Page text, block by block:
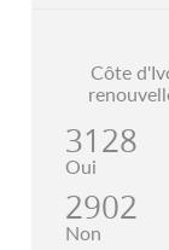
Côte
3128
Oui
2902
Non